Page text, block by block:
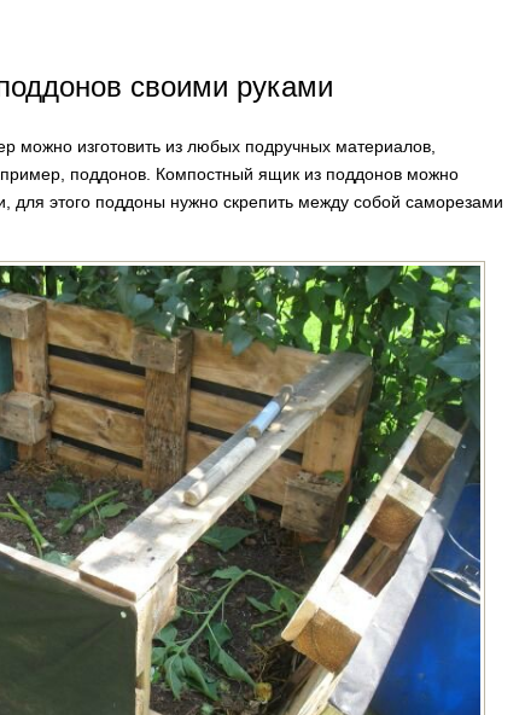
своими руками
можно изготовить из любых подручных материалов,
поддонов. Компостный ящик из поддонов можно
для этого поддоны нужно скрепить между собой саморезами